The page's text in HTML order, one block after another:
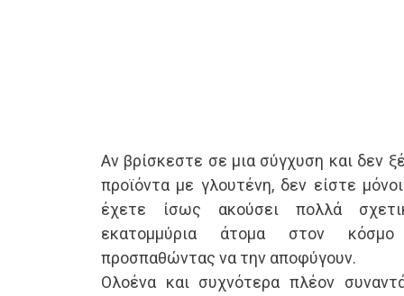
Αν βρίσκεστε σε μια σύγχυση και δεν
προϊόντα με γλουτένη, δεν είστε
έχετε ίσως ακούσει πολλά
εκατομμύρια άτομα στον κόσμο
προσπαθώντας να την αποφύγουν.
Ολοένα και συχνότερα πλέον